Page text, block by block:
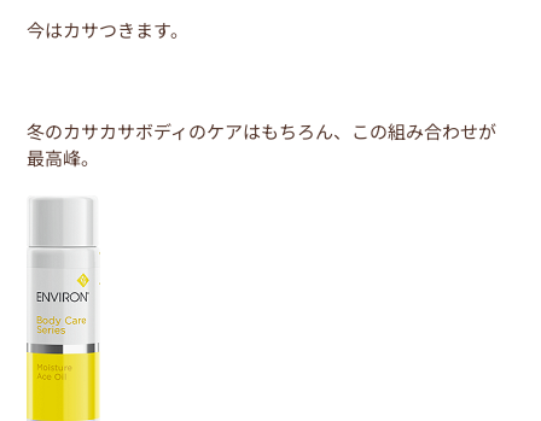
今はカサつきます。
冬のカサカサボディのケアはもちろん、この組み合わせが
最高峰。